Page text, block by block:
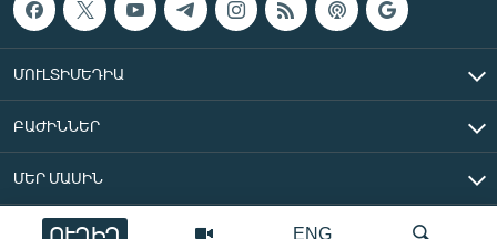
ENG
ՈՒՂԻՂ
ՄՈՒԼՏԻՄԵԴԻԱ
ԲԱԺԻՆՆԵՐ
ՄԵՐ ՄԱՍԻՆ
«Ազատ Եվրոպա/Ազատություն» ռադիոկայան © 2026